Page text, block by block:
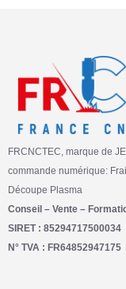
FRCNCTEC, marque de
commande numérique:
Découpe Plasma
Conseil – Vente –
SIRET : 85294717500034
N° TVA : FR64852947175